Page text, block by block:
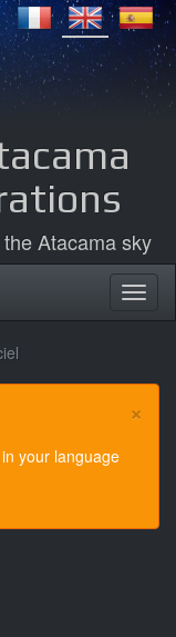
Atacama sky
×
your language